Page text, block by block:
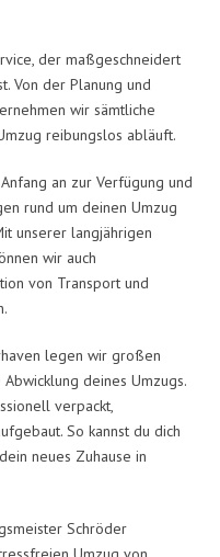
der maßgeschneidert
Von der Planung und
wir sämtliche
reibungslos abläuft.
an zur Verfügung und
rund um deinen Umzug
unserer langjährigen
wir auch
von Transport und
legen wir großen
deines Umzugs.
verpackt,
So kannst du dich
neues Zuhause in
Schröder